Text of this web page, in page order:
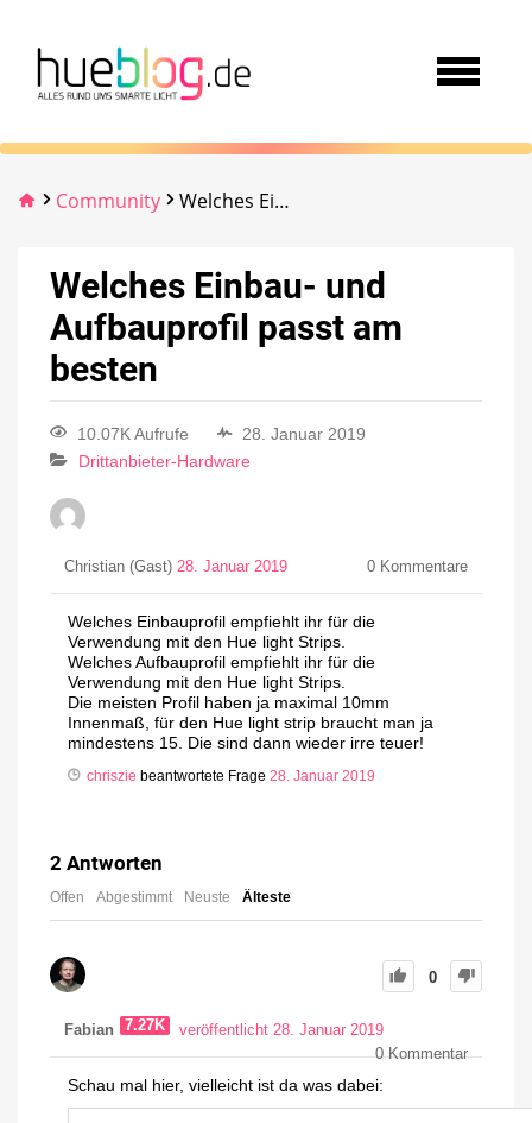
Community Welches Einbau- und Aufbauprofil passt am besten
Welches Einbau- und
Aufbauprofil passt am
besten
10.07K Aufrufe
28. Januar 2019
Drittanbieter-Hardware
Christian (Gast) 28. Januar 2019 0 Kommentare
Welches Einbauprofil empfiehlt ihr für die
Verwendung mit den Hue light Strips.
Welches Aufbauprofil empfiehlt ihr für die
Verwendung mit den Hue light Strips.
Die meisten Profil haben ja maximal 10mm
Innenmaß, für den Hue light strip braucht man ja
mindestens 15. Die sind dann wieder irre teuer!
chriszie beantwortete Frage 28. Januar 2019
2 Antworten
Offen Abgestimmt Neuste Älteste
0
Fabian 7.27K
veröffentlicht 28. Januar 2019
0Kommentar
Schau mal hier, vielleicht ist da was dabei: